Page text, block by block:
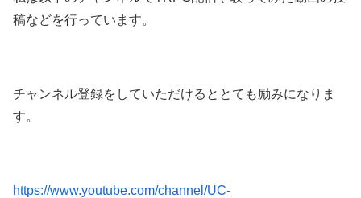
稿などを行っています。
チャンネル登録をしていただけるととても励みになりま
す。
https://www.youtube.com/channel/UC-